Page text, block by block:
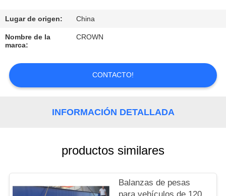
CONTROL
DE
CONTACTO
SOLICITAR
COTIZACIÓN
MAPA
Lugar de origen: China
Nombre de la
marca:
CROWN
CONTACTO!
INFORMACIÓN DETALLADA
productos similares
Balanzas de pesas